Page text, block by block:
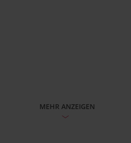
MEHR ANZEIGEN